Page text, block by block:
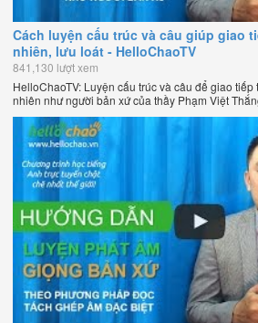
Cách luyện cấu trúc và câu giúp giao
nhiên, lưu loát - HelloChaoTV
841,130 lượt xem
HelloChaoTV: Luyện cấu trúc và câu để giao
nhiên như người bản xứ của thầy Phạm Việt
HelloChao.vn - Trang web học tiếng Anh trực